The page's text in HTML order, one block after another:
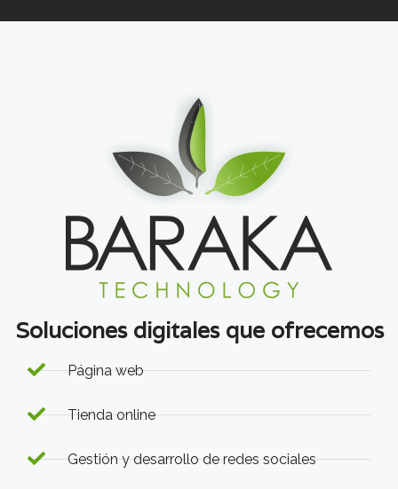
Soluciones digitales que ofrecemos
Página web
Tienda online
Gestión y desarrollo de redes sociales